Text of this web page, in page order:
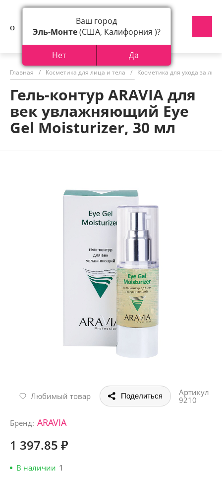
Главная / Косметика для лица и тела / Косметика для ухода за
Гель-контур ARAVIA для
век увлажняющий Eye
Gel Moisturizer, 30 мл
Любимый товар Поделиться
Артикул
9210
Бренд: ARAVIA
1 397.85 ₽
В наличии 1
Ваш город
Эль-Монте(США, Калифорния )?
Нет Да